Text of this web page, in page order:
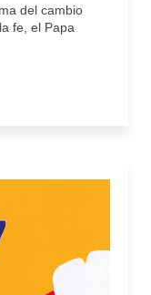
del cambio
fe, el Papa